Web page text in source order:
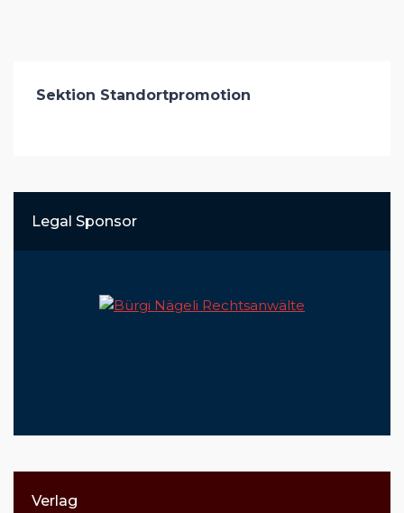
Sektion Standortpromotion
Legal Sponsor
Verlag